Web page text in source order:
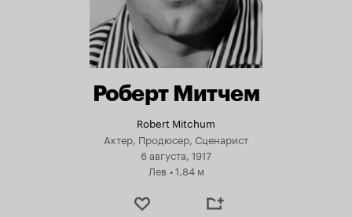
Роберт Митчем
Robert Mitchum
Актер, Продюсер, Сценарист
6 августа, 1917
Лев •1.84 м